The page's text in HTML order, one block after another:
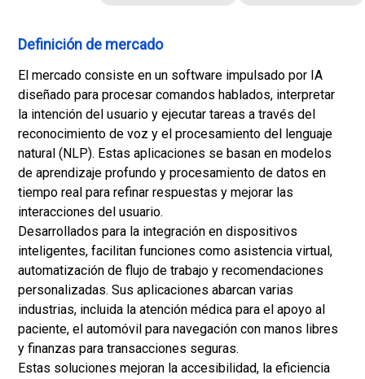
Definición de mercado
El mercado consiste en un software impulsado por IA
diseñado para procesar comandos hablados, interpretar
la intención del usuario y ejecutar tareas a través del
reconocimiento de voz y el procesamiento del lenguaje
natural (NLP). Estas aplicaciones se basan en modelos
de aprendizaje profundo y procesamiento de datos en
tiempo real para refinar respuestas y mejorar las
interacciones del usuario.
Desarrollados para la integración en dispositivos
inteligentes, facilitan funciones como asistencia virtual,
automatización de flujo de trabajo y recomendaciones
personalizadas. Sus aplicaciones abarcan varias
industrias, incluida la atención médica para el apoyo al
paciente, el automóvil para navegación con manos libres
y finanzas para transacciones seguras.
Estas soluciones mejoran la accesibilidad, la eficiencia